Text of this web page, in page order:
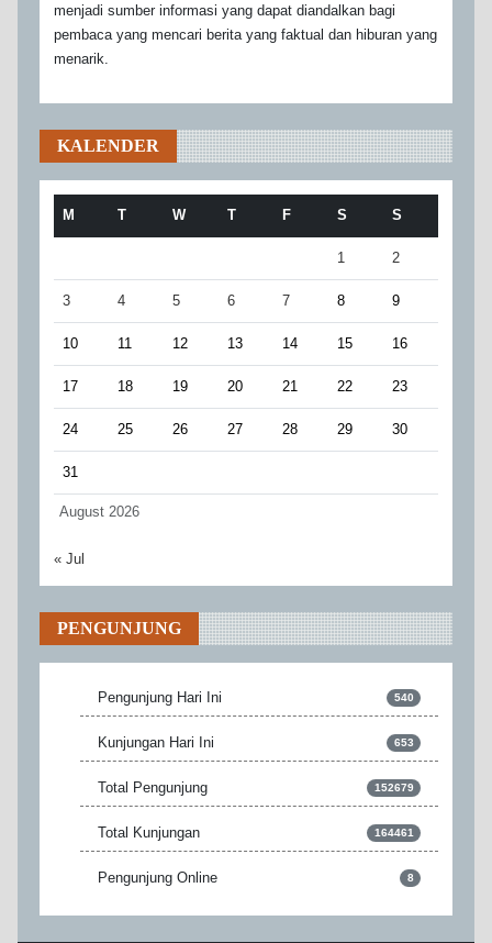
menjadi sumber informasi yang dapat diandalkan bagi
pembaca yang mencari berita yang faktual dan hiburan yang
menarik.
KALENDER
August 2026
M T W T F S S
1 2
3 4 5 6 7 8 9
10 11 12 13 14 15 16
17 18 19 20 21 22 23
24 25 26 27 28 29 30
31
« Jul
PENGUNJUNG
Pengunjung Hari Ini 540
Kunjungan Hari Ini 653
Total Pengunjung 152679
Total Kunjungan 164461
Pengunjung Online 8